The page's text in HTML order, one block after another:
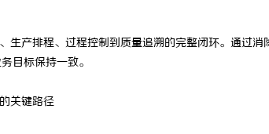
生产排程、过程控制到质量追溯的完整闭环。通过
目标保持一致。
关键路径